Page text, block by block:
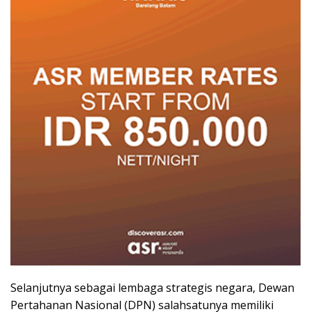
Selanjutnya sebagai lembaga strategis negara, Dewan
Pertahanan Nasional (DPN) salahsatunya memiliki